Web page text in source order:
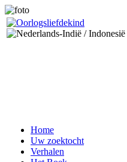
Home
Uw zoektocht
Verhalen